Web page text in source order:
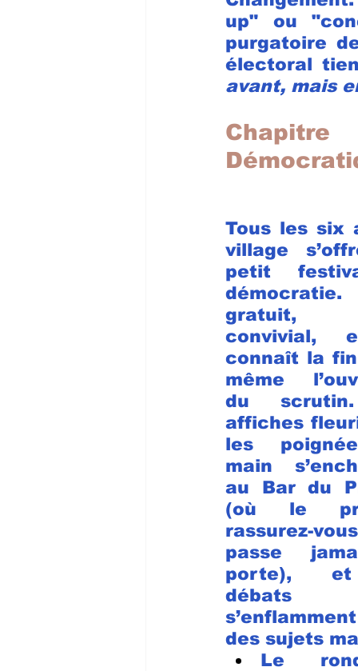
up" ou
purgatoire
électoral
avant, mais
Tous les six
village
petit
démocratie.
gratuit,
convivial,
connaît la
même
du
affiches
les
main
au Bar du
(où le
rassurez-
passe
porte),
débats
des sujets
Le